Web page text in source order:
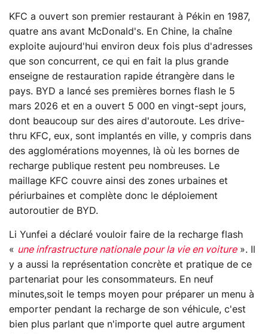
KFC a ouvert son premier restaurant à Pékin en 1987,
quatre ans avant McDonald's. En Chine, la chaîne
exploite aujourd'hui environ deux fois plus d'adresses
que son concurrent, ce qui en fait la plus grande
enseigne de restauration rapide étrangère dans le
pays. BYD a lancé ses premières bornes flash le 5
mars 2026 et en a ouvert 5 000 en vingt-sept jours,
dont beaucoup sur des aires d'autoroute. Les drive-
thru KFC, eux, sont implantés en ville, y compris dans
des agglomérations moyennes, là où les bornes de
recharge publique restent peu nombreuses. Le
maillage KFC couvre ainsi des zones urbaines et
périurbaines et complète donc le déploiement
autoroutier de BYD.
Li Yunfei a déclaré vouloir faire de la recharge flash
« une infrastructure nationale pour la vie en voiture». Il
y a aussi la représentation concrète et pratique de ce
partenariat pour les consommateurs. En neuf
minutes,soit le temps moyen pour préparer un menu à
emporter pendant la recharge de son véhicule, c'est
bien plus parlant que n'importe quel autre argument